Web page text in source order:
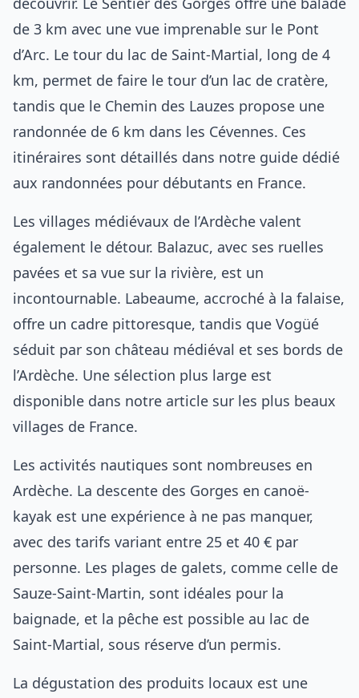
de 3 km avec une vue imprenable sur le Pont
d’Arc. Le tour du lac de Saint-Martial, long de 4
km, permet de faire le tour d’un lac de cratère,
tandis que le Chemin des Lauzes propose une
randonnée de 6 km dans les Cévennes. Ces
itinéraires sont détaillés dans notre guide dédié
aux randonnées pour débutants en France.
Les villages médiévaux de l’Ardèche valent
également le détour. Balazuc, avec ses ruelles
pavées et sa vue sur la rivière, est un
incontournable. Labeaume, accroché à la falaise,
offre un cadre pittoresque, tandis que Vogüé
séduit par son château médiéval et ses bords de
l’Ardèche. Une sélection plus large est
disponible dans notre article sur les plus beaux
villages de France.
Les activités nautiques sont nombreuses en
Ardèche. La descente des Gorges en canoë-
kayak est une expérience à ne pas manquer,
avec des tarifs variant entre 25 et 40 € par
personne. Les plages de galets, comme celle de
Sauze-Saint-Martin, sont idéales pour la
baignade, et la pêche est possible au lac de
Saint-Martial, sous réserve d’un permis.
La dégustation des produits locaux est une